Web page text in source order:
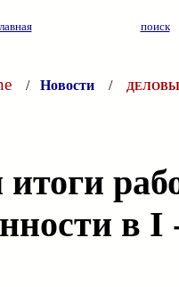
поиск
/ Новости /
в I